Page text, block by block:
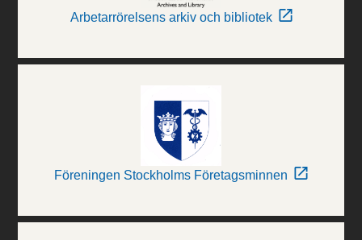
Arbetarrörelsens arkiv och bibliotek
Föreningen Stockholms Företagsminnen